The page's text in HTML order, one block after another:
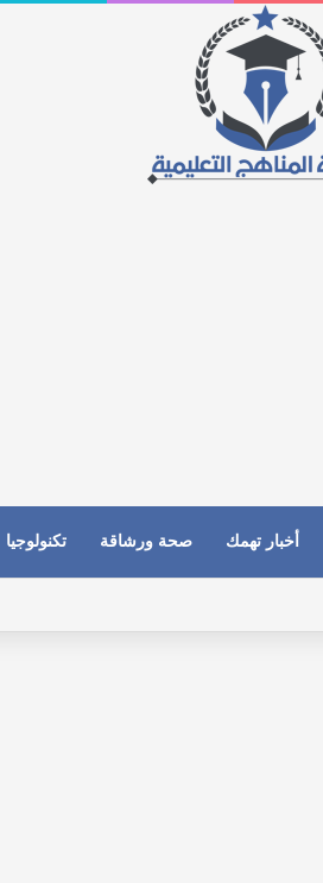
أخبار تهمك صحة ورشاقة تكنولوجيا
المكالمات